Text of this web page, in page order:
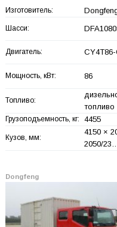
Изготовитель:
Шасси:
Двигатель:
Мощность, кВт: 86
Топливо:
топливо
Грузоподъемность, кг: 4455
Кузов, мм:
4150 ×
2050/23…
Dongfeng